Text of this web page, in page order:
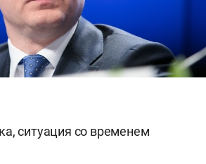
ситуация со временем